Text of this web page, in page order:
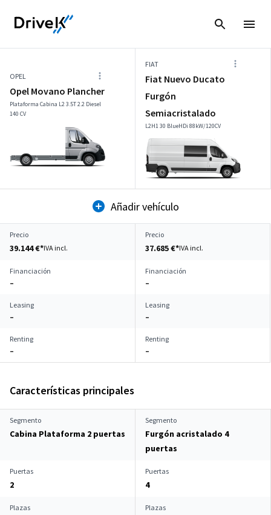
OPEL
Opel Movano Plancher
Plataforma Cabina L2 3.5T 2.2 Diesel
140 CV
FIAT
Fiat Nuevo Ducato
Furgón
Semiacristalado
L2H1 30 BlueHDi 88kW/120CV
Añadir vehículo
Precio
39.144 €*IVA incl.
Precio
37.685 €*IVA incl.
Financiación
–
Financiación
–
Leasing
–
Leasing
–
Renting
–
Renting
–
Características principales
Segmento
Cabina Plataforma 2 puertas
Segmento
Furgón acristalado 4
puertas
Puertas
2
Puertas
4
Plazas Plazas